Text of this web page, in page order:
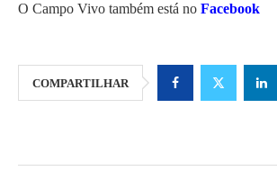
O Campo Vivo também está no Facebook
COMPARTILHAR